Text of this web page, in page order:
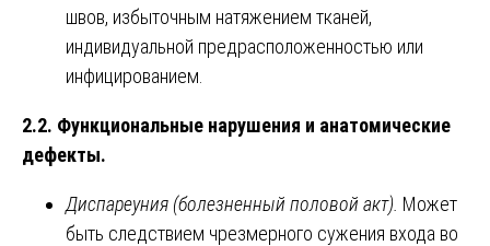
швов, избыточным натяжением тканей,
индивидуальной предрасположенностью или
инфицированием.
2.2. Функциональные нарушения и анатомические
дефекты.
Диспареуния (болезненный половой акт). Может
быть следствием чрезмерного сужения входа во